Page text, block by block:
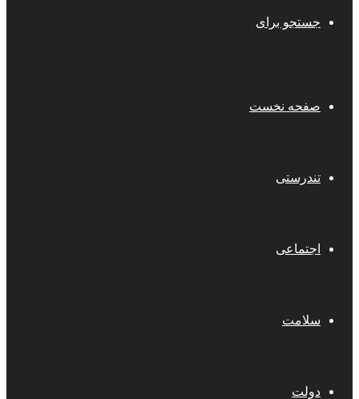
جستجو برای
صفحه نخست
تندرستی
اجتماعی
سلامت
دولت